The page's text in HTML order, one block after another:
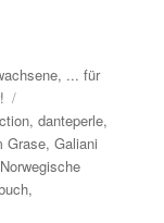
, ... für
,danteperle,
Grase,Galiani
Norwegische
,